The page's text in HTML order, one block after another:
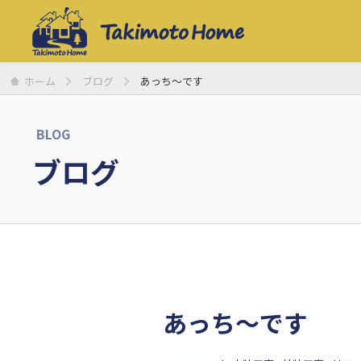
ホーム ブログ あっち〜です
BLOG
ブログ
あっち〜です